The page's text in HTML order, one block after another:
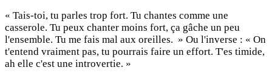
« Tais-toi, tu parles trop fort. Tu chantes comme une
casserole. Tu peux chanter moins fort, ça gâche un peu
l'ensemble. Tu me fais mal aux oreilles. » Ou l'inverse : « On
t'entend vraiment pas, tu pourrais faire un effort. T'es timide,
ah elle c'est une introvertie. »